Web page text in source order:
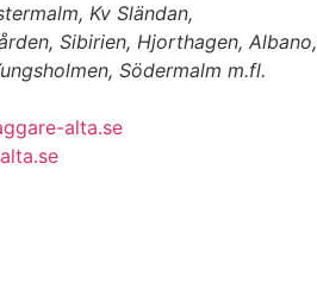
Kv Sländan,
Sibirien, Hjorthagen, Albano,
Södermalm m.fl.
alta.se